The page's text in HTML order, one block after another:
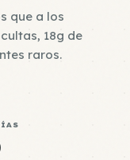
que a los
18g de
raros.